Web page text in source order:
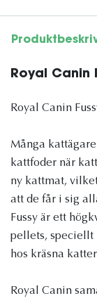
Royal Canin
Royal Canin
Många
kattfoder när
ny kattmat,
att de får i sig
Fussy är ett
pellets, speciellt
hos kräsna
Royal Canin